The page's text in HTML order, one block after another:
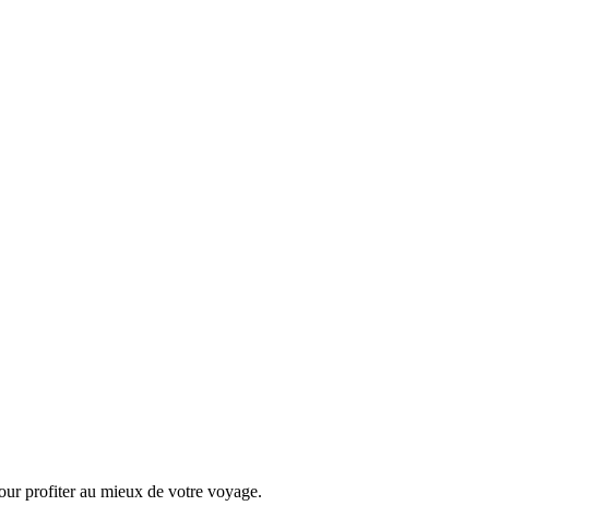
profiter au mieux de votre voyage.